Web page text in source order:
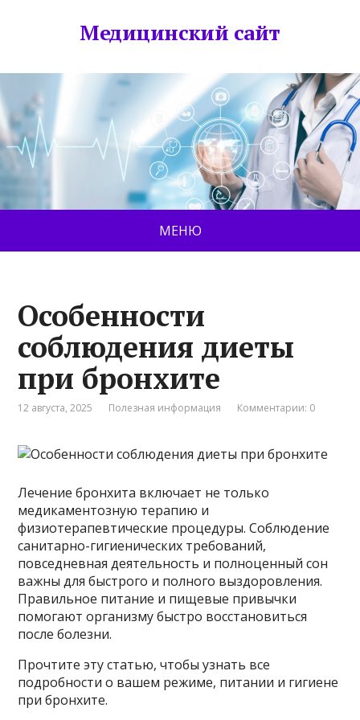
Медицинский сайт
МЕНЮ
Особенности
соблюдения диеты
при бронхите
12 августа, 2025 Полезная информация Комментарии: 0
Лечение бронхита включает не только
медикаментозную терапию и
физиотерапевтические процедуры. Соблюдение
санитарно-гигиенических требований,
повседневная деятельность и полноценный сон
важны для быстрого и полного выздоровления.
Правильное питание и пищевые привычки
помогают организму быстро восстановиться
после болезни.
Прочтите эту статью, чтобы узнать все
подробности о вашем режиме, питании и гигиене
при бронхите.